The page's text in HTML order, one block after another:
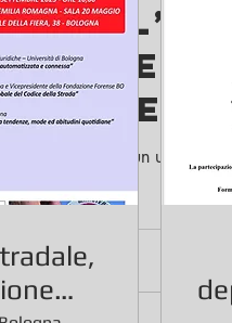
l’ex
di un uomo